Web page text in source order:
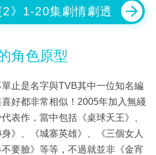
》1-20集劇情劇透
角色原型
止是名字與TVB其中一位知名編
好都非常相似！2005年加入無綫
表作，當中包括《桌球天王》、
》、《城寨英雄》、《三個女人
要臉》等等，不過就並非《金宵